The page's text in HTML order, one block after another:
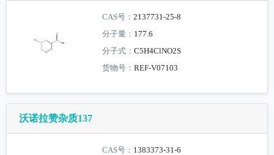
CAS号：2137731-25-8
分子量： 177.6
分子式：C5H4ClNO2S
货物号：REF-V07103
沃诺拉赞杂质137
CAS号： 1383373-31-6